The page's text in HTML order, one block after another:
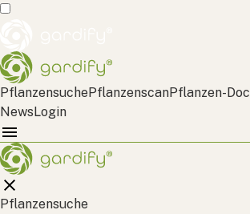
PflanzensuchePflanzenscanPflanzen-Doc
NewsLogin
Pflanzensuche